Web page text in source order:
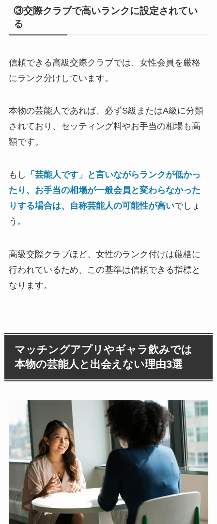
③交際クラブで高いランクに設定されてい
る
信頼できる高級交際クラブでは、女性会員を厳格
にランク分けしています。
本物の芸能人であれば、必ずS級またはA級に分類
されており、セッティング料やお手当の相場も高
額です。
もし
「芸能人です」と言いながらランクが低かっ
たり、お手当の相場が一般会員と変わらなかった
りする場合は、自称芸能人の可能性が高いでしょ
う。
高級交際クラブほど、女性のランク付けは厳格に
行われているため、この基準は信頼できる指標と
なります。
マッチングアプリやギャラ飲みでは
本物の芸能人と出会えない理由3選